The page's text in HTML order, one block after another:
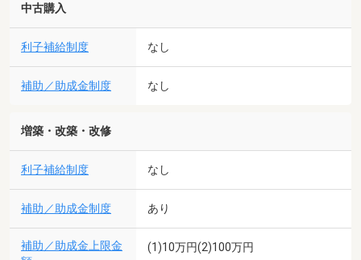
中古購入
利子補給制度 なし
補助／助成金制度 なし
増築・改築・改修
利子補給制度 なし
補助／助成金制度 あり
補助／助成金上限金
(1)10万円(2)100万円